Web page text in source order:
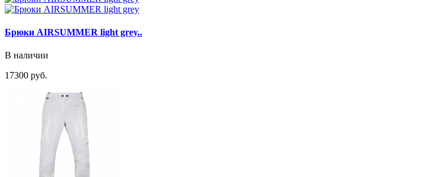
Брюки AIRSUMMER light grey..
В наличии
17300 руб.